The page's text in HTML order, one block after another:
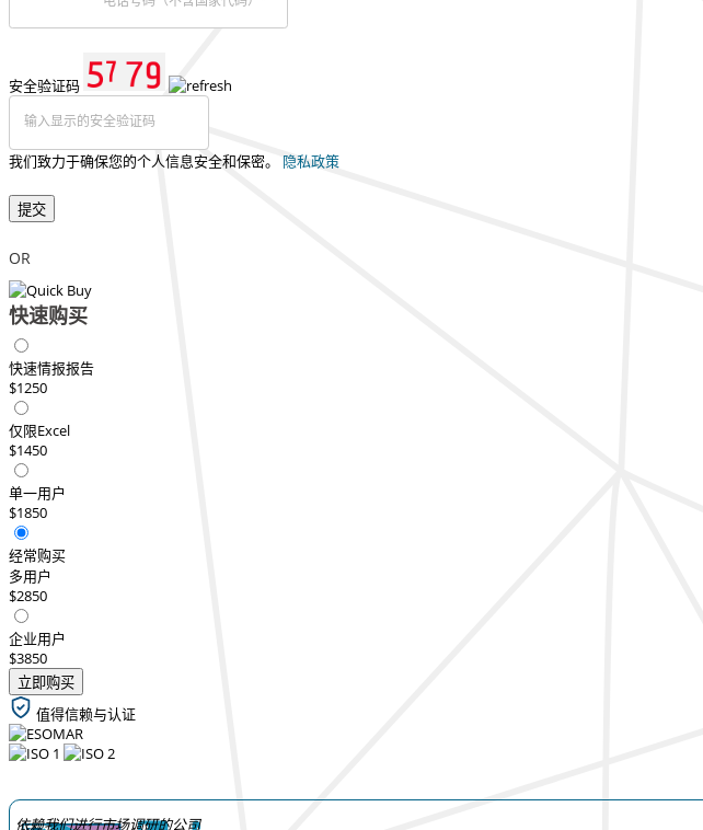
安全验证码
我们致力于确保您的个人信息安全和保密。 隐私政策
提交
OR
快速购买
快速情报报告
$1250
仅限Excel
$1450
单一用户
$1850
经常购买
多用户
$2850
企业用户
$3850
立即购买
值得信赖与认证
依赖我们进行市场调研的公司